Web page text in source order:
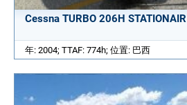
Cessna TURBO 206H STATIONAIR
年: 2004; TTAF: 774h; 位置: 巴西